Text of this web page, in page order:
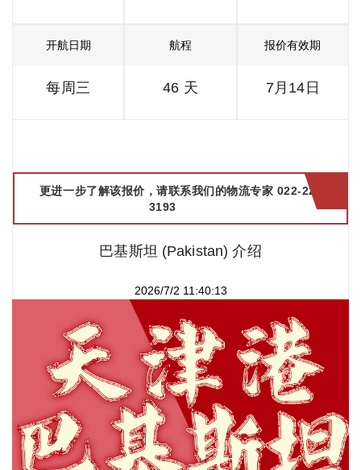
开航日期
每周三
航程
46 天
报价有效期
7月14日
更进一步了解该报价，请联系我们的物流专家 022-2299
3193
巴基斯坦 (Pakistan) 介绍
2026/7/2 11:40:13